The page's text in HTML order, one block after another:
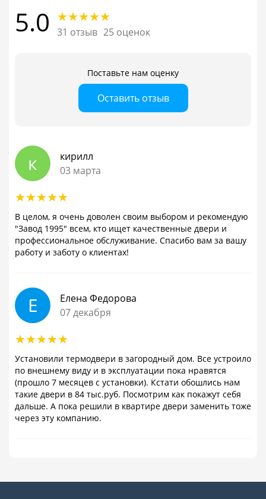
5.0 31 отзыв 25 оценок
Поставьте нам оценку
Оставить отзыв
к
кирилл
03 марта
В целом, я очень доволен своим выбором и рекомендую
"Завод 1995" всем, кто ищет качественные двери и
профессиональное обслуживание. Спасибо вам за вашу
работу и заботу о клиентах!
Е
Елена Федорова
07 декабря
Установили термодвери в загородный дом. Все устроило
по внешнему виду и в эксплуатации пока нравятся
(прошло 7 месяцев с установки). Кстати обошлись нам
такие двери в 84 тыс.руб. Посмотрим как покажут себя
дальше. А пока решили в квартире двери заменить тоже
через эту компанию.